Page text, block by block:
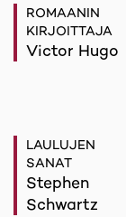
ROMAANIN
KIRJOITTAJA
Victor Hugo
LAULUJEN
SANAT
Stephen
Schwartz